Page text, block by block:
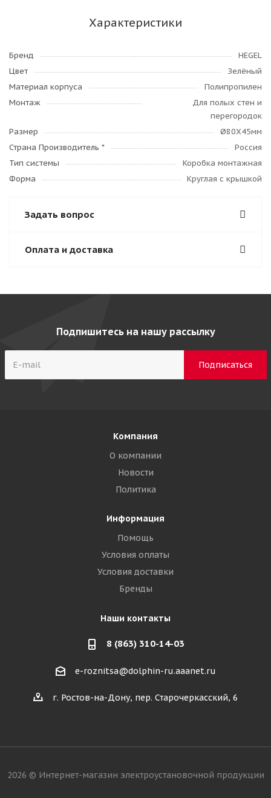
Характеристики
Бренд
HEGEL
Цвет
Зелёный
Материал корпуса
Полипропилен
Монтаж
Для полых стен и
перегородок
Размер
Ø80Х45мм
Страна Производитель *
Россия
Тип системы
Коробка монтажная
Форма
Круглая с крышкой
Задать вопрос
Оплата и доставка
Подпишитесь на нашу рассылку
Компания
О компании
Новости
Политика
Информация
Помощь
Условия оплаты
Условия доставки
Бренды
Наши контакты
8 (863) 310-14-03
e-roznitsa@dolphin-ru.aaanet.ru
г. Ростов-на-Дону, пер. Старочеркасский, 6
2026 © Интернет-магазин электроустановочной продукции